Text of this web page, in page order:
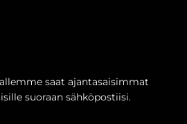
saat ajantasaisimmat
suoraan sähköpostiisi.